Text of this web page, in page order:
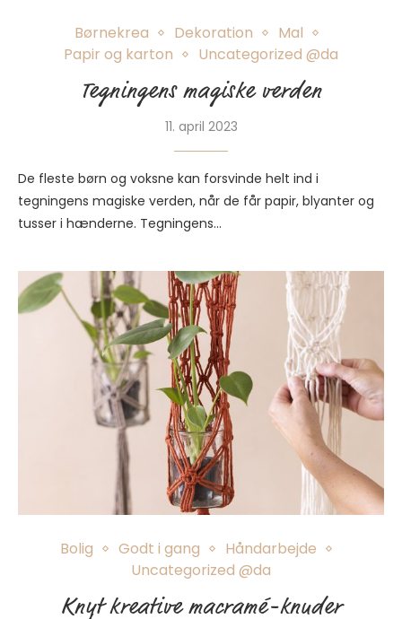
Børnekrea Dekoration
Mal
Papir og karton
Uncategorized @da
Tegningens magiske verden
11. april 2023
De fleste børn og voksne kan forsvinde helt ind i
tegningens magiske verden, når de får papir, blyanter og
tusser i hænderne. Tegningens…
Bolig Godt i gang
Håndarbejde
Uncategorized @da
Knyt kreative macramé-knuder